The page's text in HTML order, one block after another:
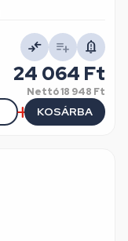
24 064 Ft
Nettó18 948 Ft
KOSÁRBA